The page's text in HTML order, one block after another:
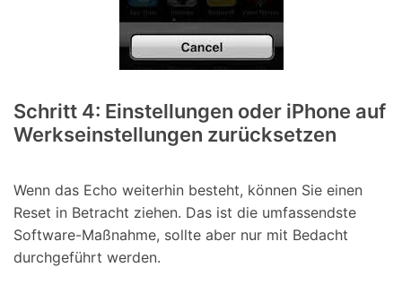
Schritt 4: Einstellungen oder iPhone auf
Werkseinstellungen zurücksetzen
Wenn das Echo weiterhin besteht, können Sie einen
Reset in Betracht ziehen. Das ist die umfassendste
Software-Maßnahme, sollte aber nur mit Bedacht
durchgeführt werden.